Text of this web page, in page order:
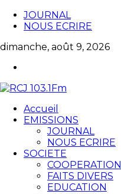
JOURNAL
NOUS ECRIRE
dimanche, août 9, 2026
Accueil
EMISSIONS
JOURNAL
NOUS ECRIRE
SOCIETE
COOPERATION
FAITS DIVERS
EDUCATION